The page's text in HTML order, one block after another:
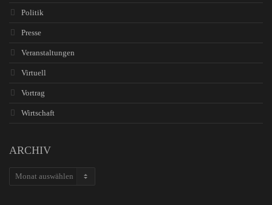
Politik
Presse
Veranstaltungen
Virtuell
Vortrag
Wirtschaft
ARCHIV
ARCHIV